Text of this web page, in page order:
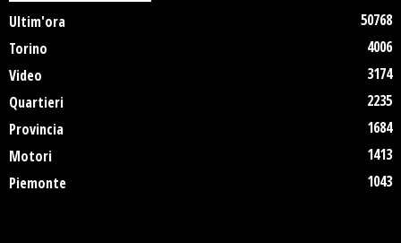
Ultim'ora
50768
Torino
4006
Video
3174
Quartieri
2235
Provincia
1684
Motori
1413
Piemonte
1043